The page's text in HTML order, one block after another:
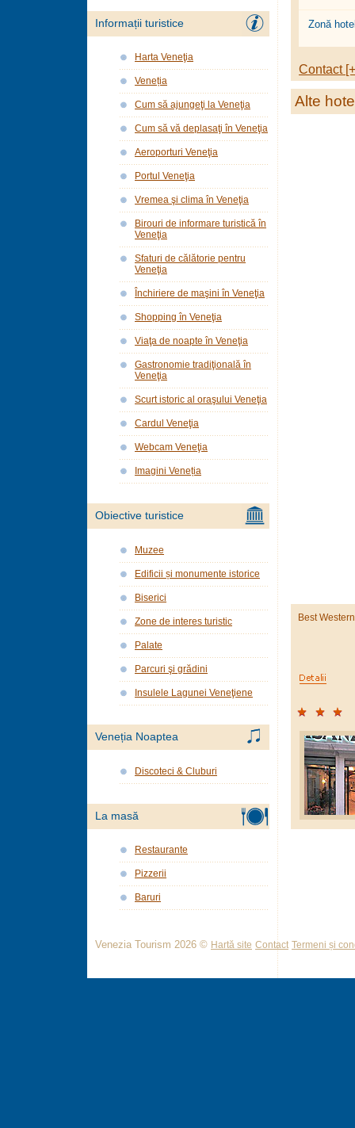
Zonă
Contact
Alte
Best
Informații turistice
Harta Veneţia
Veneția
Cum să ajungeţi la Veneţia
Cum să vă deplasaţi în Veneţia
Aeroporturi Veneţia
Portul Veneţia
Vremea şi clima în Veneţia
Birouri de informare turistică în
Veneţia
Sfaturi de călătorie pentru
Veneţia
Închiriere de maşini în Veneţia
Shopping în Veneţia
Viaţa de noapte în Veneţia
Gastronomie tradiţională în
Veneţia
Scurt istoric al oraşului Veneţia
Cardul Veneţia
Webcam Veneţia
Imagini Veneția
Obiective turistice
Muzee
Edificii și monumente istorice
Biserici
Zone de interes turistic
Palate
Parcuri şi grădini
Insulele Lagunei Veneţiene
Veneția Noaptea
Discoteci & Cluburi
La masă
Restaurante
Pizzerii
Baruri
Venezia Tourism 2026 © Hartă site Contact Termeni și